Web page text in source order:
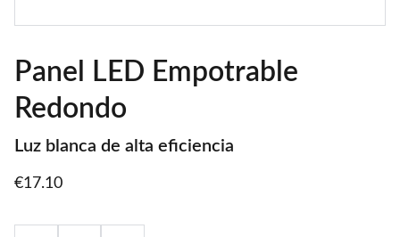
Panel LED Empotrable
Redondo
Luz blanca de alta eficiencia
€17.10